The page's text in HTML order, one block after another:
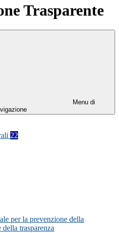
Trasparente
Menu di
22
per la prevenzione della
trasparenza